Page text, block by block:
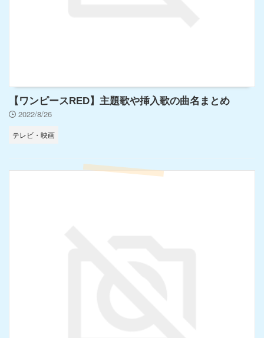
【ワンピースRED】主題歌や挿入歌の曲名まとめ
2022/8/26
テレビ・映画